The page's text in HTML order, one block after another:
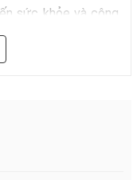
sức khỏe và công
văn phòng phù
trưa sai quy cách